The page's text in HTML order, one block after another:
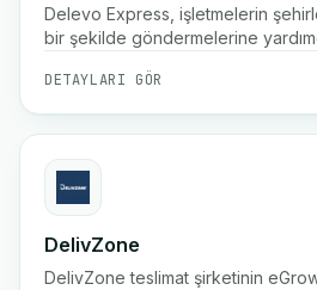
Delevo Express, işletmelerin
bir şekilde göndermelerine
ulaşmasını sağlamak için kapıda
güvenilir son kilometre lojistiğine
DETAYLARI GÖR
DelivZone
DelivZone teslimat şirketinin